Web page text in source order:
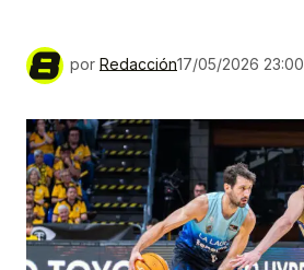
por Redacción17/05/2026 23:00